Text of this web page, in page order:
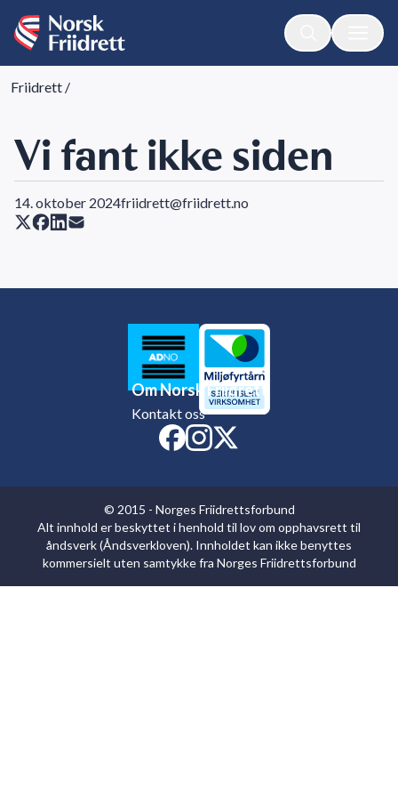
Friidrett /
Vi fant ikke siden
14. oktober 2024friidrett@friidrett.no
Om Norsk Friidrett
Kontakt oss
© 2015 - Norges Friidrettsforbund
Alt innhold er beskyttet i henhold til lov om opphavsrett til
åndsverk (Åndsverkloven). Innholdet kan ikke benyttes
kommersielt uten samtykke fra Norges Friidrettsforbund